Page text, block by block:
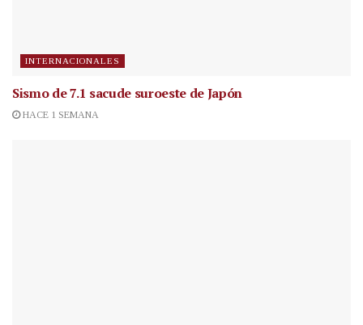
INTERNACIONALES
Sismo de 7.1 sacude suroeste de Japón
HACE 1 SEMANA